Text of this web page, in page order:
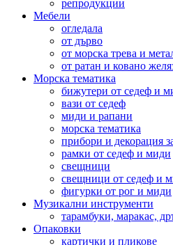
репродукции
Мебели
огледала
от дърво
от морска трева и
от ратан и ковано
Морска тематика
бижутери от седеф и
вази от седеф
миди и рапани
морска тематика
прибори и декорация
рамки от седеф и миди
свещници
свещници от седеф и
фигурки от рог и миди
Музикални инструменти
тарамбуки, маракас,
Опаковки
картички и пликове